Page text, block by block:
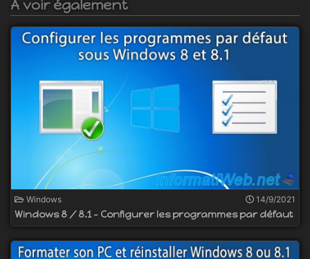
A voir également
Windows 14/9/2021
Windows 8 / 8.1 - Configurer les programmes par défaut